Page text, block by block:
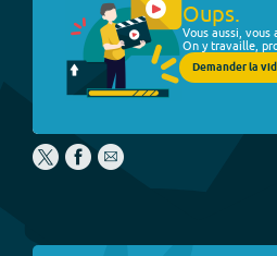
Oups.
Vous aussi, vous
On y travaille,
Demander la